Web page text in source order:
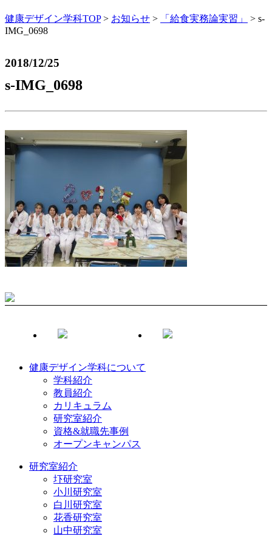
健康デザイン学科TOP> お知らせ > 「給食実務論実習」 > s-
IMG_0698
2018/12/25
s-IMG_0698
健康デザイン学科について
学科紹介
教員紹介
カリキュラム
研究室紹介
資格&就職先事例
オープンキャンパス
研究室紹介
圷研究室
小川研究室
白川研究室
花香研究室
山中研究室